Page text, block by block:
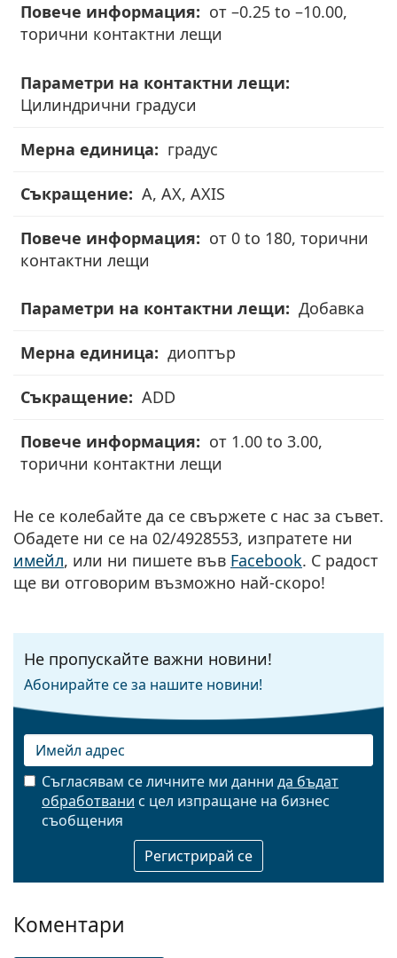
от –0.25 to –10.00,
торични контактни лещи
Цилиндрични градуси
градус
A, AX, AXIS
от 0 to 180, торични
контактни лещи
Добавка
диоптър
ADD
от 1.00 to 3.00,
торични контактни лещи
Не се колебайте да се свържете с нас за съвет.
Обадете ни се на 02/4928553, изпратете ни
имейл, или ни пишете във Facebook. С радост
ще ви отговорим възможно най-скоро!
Не пропускайте важни новини!
Абонирайте се за нашите новини!
Имейл
Съгласявам се личните ми данни да бъдат
обработвани с цел изпращане на бизнес
съобщения
Коментари